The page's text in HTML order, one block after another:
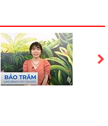
- Đại học Mỹ học phí
cử nhân lúc 20 tuổi cùng
Completion, Washington